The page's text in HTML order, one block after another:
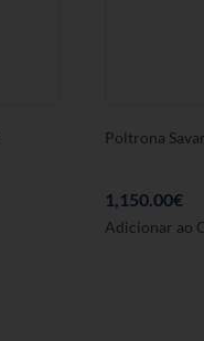
Poltrona
1,150.00€
Adicionar ao